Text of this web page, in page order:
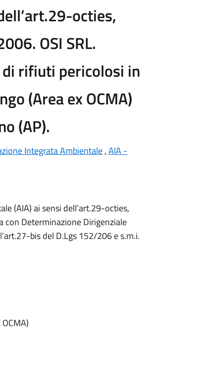
octies,
OSI SRL.
rifiuti pericolosi in
(Area ex OCMA)
(AP).
Integrata Ambientale,AIA -
(AIA) ai sensi dell’art.29-octies,
con Determinazione Dirigenziale
bis del D.Lgs 152/206 e s.m.i.